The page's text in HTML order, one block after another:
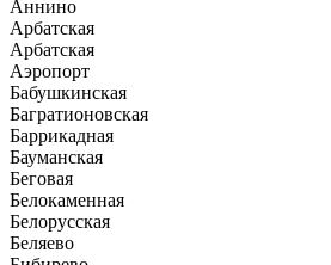
Аннино
Арбатская
Арбатская
Аэропорт
Бабушкинская
Багратионовская
Баррикадная
Бауманская
Беговая
Белокаменная
Белорусская
Беляево